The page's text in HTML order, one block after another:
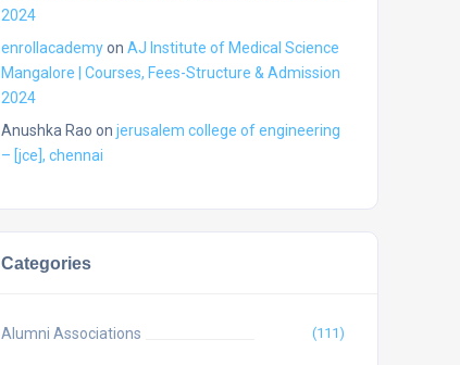
2024
enrollacademyon AJ Institute of Medical Science
Mangalore | Courses, Fees-Structure & Admission
2024
Anushka Rao on jerusalem college of engineering
– [jce], chennai
Categories
Alumni Associations (111)